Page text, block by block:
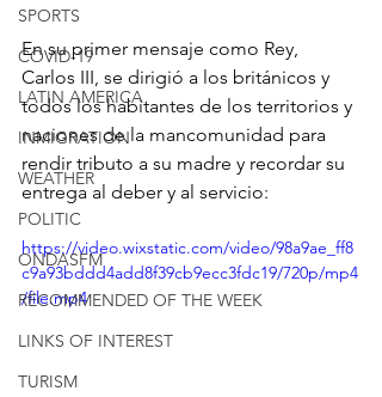
SPORTS
COVID-19
LATIN AMERICA
INMIGRATION
WEATHER
POLITIC
ONDASFM
RECOMMENDED OF THE WEEK
LINKS OF INTEREST
TURISM
En su primer mensaje como Rey,
Carlos III, se dirigió a los británicos y
todos los habitantes de los territorios y
naciones de la mancomunidad para
rendir tributo a su madre y recordar su
entrega al deber y al servicio:
https://video.wixstatic.com/video/98a9ae_ff8
c9a93bddd4add8f39cb9ecc3fdc19/720p/mp4
/file.mp4